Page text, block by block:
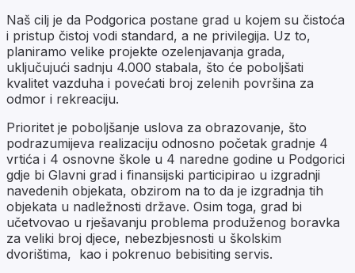
Naš cilj je da Podgorica postane grad u kojem su čistoća
i pristup čistoj vodi standard, a ne privilegija. Uz to,
planiramo velike projekte ozelenjavanja grada,
uključujući sadnju 4.000 stabala, što će poboljšati
kvalitet vazduha i povećati broj zelenih površina za
odmor i rekreaciju.
Prioritet je poboljšanje uslova za obrazovanje, što
podrazumijeva realizaciju odnosno početak gradnje 4
vrtića i 4 osnovne škole u 4 naredne godine u Podgorici
gdje bi Glavni grad i finansijski participirao u izgradnji
navedenih objekata, obzirom na to da je izgradnja tih
objekata u nadležnosti države. Osim toga, grad bi
učetvovao u rješavanju problema produženog boravka
za veliki broj djece, nebezbjesnosti u školskim
dvorištima, kao i pokrenuo bebisiting servis.